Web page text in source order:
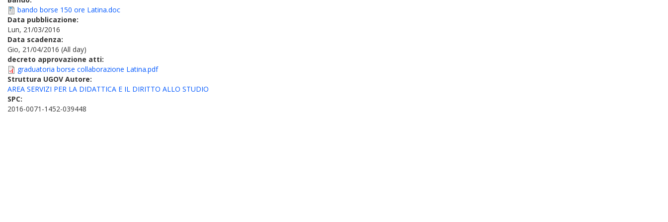
bando borse 150 ore Latina.doc
Data pubblicazione:
Lun, 21/03/2016
Data scadenza:
Gio, 21/04/2016 (All day)
decreto approvazione atti:
graduatoria borse collaborazione Latina.pdf
Struttura UGOV Autore:
AREA SERVIZI PER LA DIDATTICA E IL DIRITTO ALLO STUDIO
SPC:
2016-0071-1452-039448